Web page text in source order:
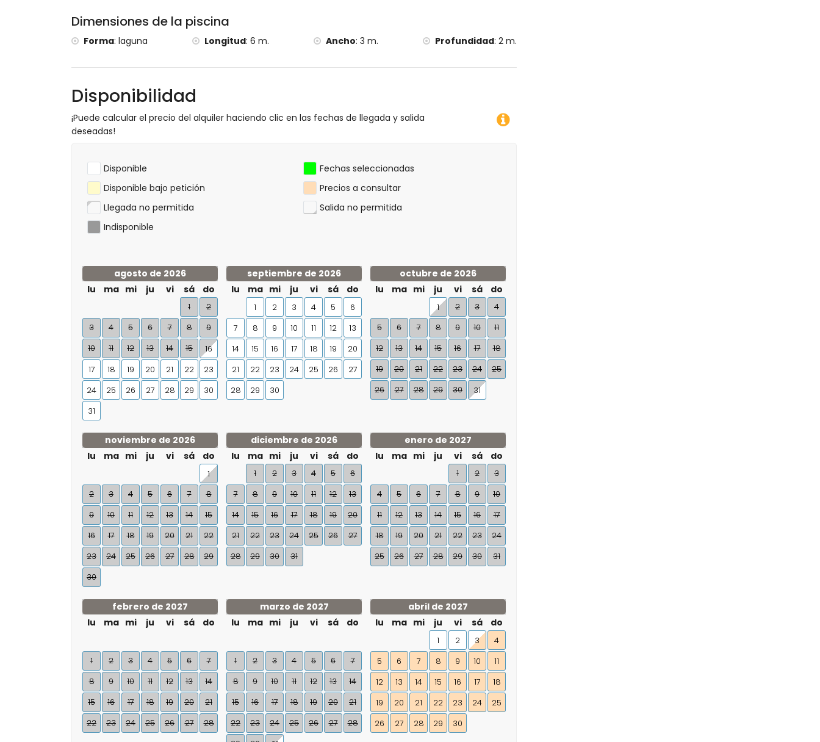
Dimensiones de la piscina
Forma: laguna Longitud: 6 m. Ancho: 3 m. Profundidad: 2 m.
Disponibilidad
¡Puede calcular el precio del alquiler haciendo clic en las fechas de llegada y salida
deseadas!
Disponible
Fechas seleccionadas
Disponible bajo petición
Precios a consultar
Llegada no permitida
Salida no permitida
Indisponible
agosto de 2026
lu
ma mi ju vi sá do
1
2
3
4 5 6 7 8
9
10
11 12 13 14 15
16
17
18 19 20 21 22
23
24
25 26 27 28 29
30
31
septiembre de 2026
lu
ma mi ju vi sá do
1 2 3 4 5
6
7
8 9 10 11 12
13
14
15 16 17 18 19
20
21
22 23 24 25 26
27
28
29 30
octubre de 2026
lu
ma mi ju vi sá do
1 2 3
4
5
6 7 8 9 10
11
12
13 14 15 16 17
18
19
20 21 22 23 24
25
26
27 28 29 30 31
noviembre de 2026
lu
ma mi ju vi sá do
1
2
3 4 5 6 7
8
9
10 11 12 13 14
15
16
17 18 19 20 21
22
23
24 25 26 27 28
29
30
diciembre de 2026
lu
ma mi ju vi sá do
1 2 3 4 5
6
7
8 9 10 11 12
13
14
15 16 17 18 19
20
21
22 23 24 25 26
27
28
29 30 31
enero de 2027
lu
ma mi ju vi sá do
1 2
3
4
5 6 7 8 9
10
11
12 13 14 15 16
17
18
19 20 21 22 23
24
25
26 27 28 29 30 31
febrero de 2027
lu
ma mi ju vi sá do
1 2 3 4 5 6
7
8
9 10 11 12 13
14
15
16 17 18 19 20
21
22
23 24 25 26 27 28
marzo de 2027
lu
ma mi ju vi sá do
1 2 3 4 5 6
7
8
9 10 11 12 13
14
15
16 17 18 19 20
21
22
23 24 25 26 27
28
abril de 2027
lu
ma mi ju vi sá do
1 2 3
4
5
6 7 8 9 10
11
12
13 14 15 16 17
18
19
20 21 22 23 24
25
26
27 28 29 30